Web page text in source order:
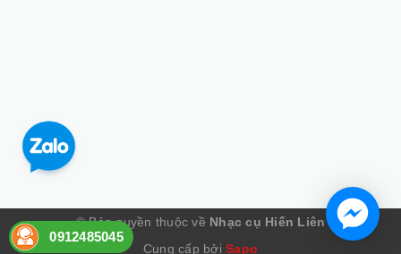
© Bản quyền thuộc về Nhạc cụ Hiến Liên
Cung cấp bởiSapo
0912485045